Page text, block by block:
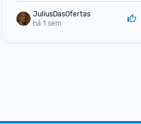
JuliusDasOfertas
há 1 sem